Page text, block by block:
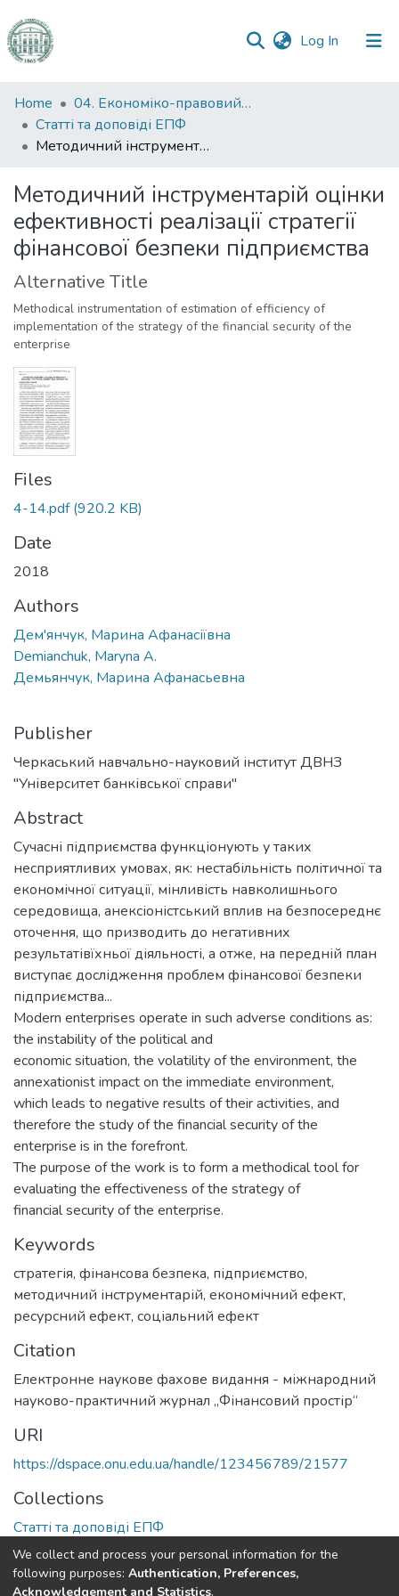
Log In (current)
Communities
&
Collections
Statistics
Home
04. Економіко-правовий факультет
Статті та доповіді ЕПФ
Методичний інструментарій оцінки ефективності реалізації стратегії фінансової безпеки підприємства
Методичний інструментарій оцінки
ефективності реалізації стратегії
фінансової безпеки підприємства
Alternative Title
Methodical instrumentation of estimation of efficiency of
implementation of the strategy of the financial security of the
enterprise
Files
4-14.pdf(920.2 KB)
Date
2018
Authors
Дем'янчук, Марина Афанасіївна
Demianchuk, Maryna A.
Демьянчук, Марина Афанасьевна
Publisher
Черкаський навчально-науковий інститут ДВНЗ
"Університет банківської справи"
Abstract
Сучасні підприємства функціонують у таких
несприятливих умовах, як: нестабільність політичної та
економічної ситуації, мінливість навколишнього
середовища, анексіоністський вплив на безпосереднє
оточення, що призводить до негативних
результатівїхньої діяльності, а отже, на передній план
виступає дослідження проблем фінансової безпеки
підприємства...
Modern enterprises operate in such adverse conditions as:
the instability of the political and
economic situation, the volatility of the environment, the
annexationist impact on the immediate environment,
which leads to negative results of their activities, and
therefore the study of the financial security of the
enterprise is in the forefront.
The purpose of the work is to form a methodical tool for
evaluating the effectiveness of the strategy of
financial security of the enterprise.
Keywords
стратегія, фінансова безпека, підприємство,
методичний інструментарій, економічний ефект,
ресурсний ефект, соціальний ефект
Citation
Електронне наукове фахове видання - міжнародний
науково-практичний журнал „Фінансовий простір“
URI
https://dspace.onu.edu.ua/handle/123456789/21577
Collections
Статті та доповіді ЕПФ
Full item page
We collect and process your personal information for the
following purposes: Authentication, Preferences,
Acknowledgement and Statistics.